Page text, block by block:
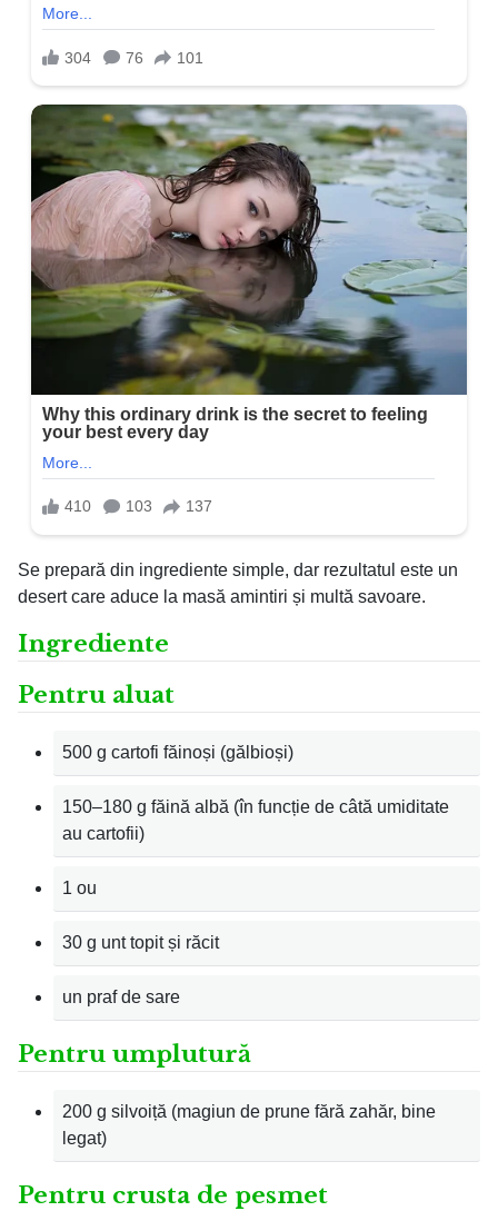
Se prepară din ingrediente simple, dar rezultatul este un
desert care aduce la masă amintiri și multă savoare.
Ingrediente
Pentru aluat
500 g cartofi făinoși (gălbioși)
150–180 g făină albă (în funcție de câtă umiditate
au cartofii)
1 ou
30 g unt topit și răcit
un praf de sare
Pentru umplutură
200 g silvoiță (magiun de prune fără zahăr, bine
legat)
Pentru crusta de pesmet